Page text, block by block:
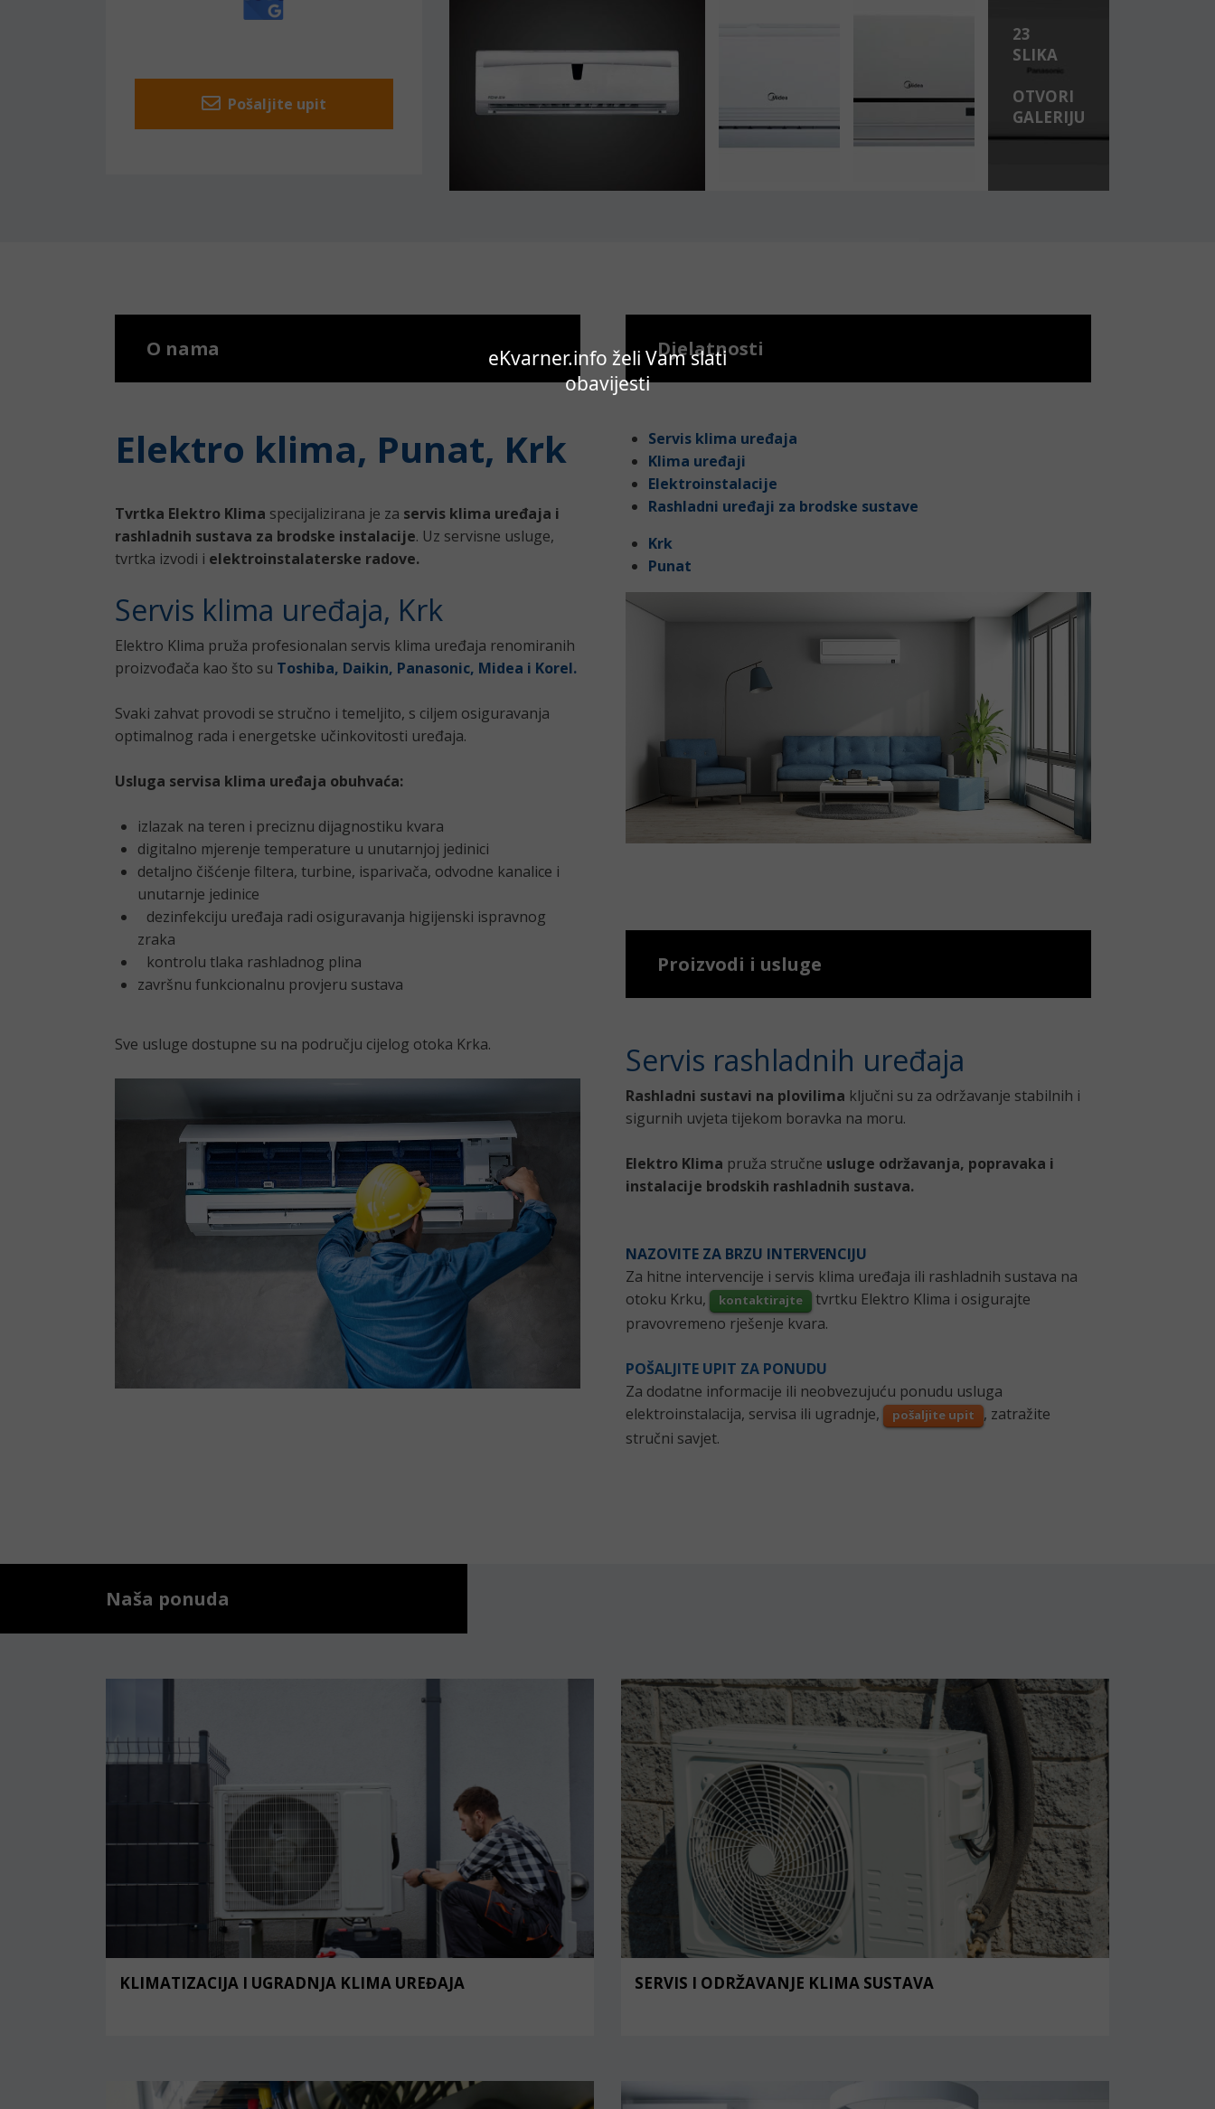
eKvarner.info želi Vam slati
obavijesti
Pošaljite upit
23
SLIKA
OTVORI
GALERIJU
O nama
Elektro klima, Punat, Krk
Tvrtka Elektro Klima specijalizirana je za servis klima uređaja i
rashladnih sustava za brodske instalacije. Uz servisne usluge,
tvrtka izvodi i elektroinstalaterske radove.
Servis klima uređaja, Krk
Elektro Klima pruža profesionalan servis klima uređaja renomiranih
proizvođača kao što su Toshiba, Daikin, Panasonic, Midea i Korel.
Svaki zahvat provodi se stručno i temeljito, s ciljem osiguravanja
optimalnog rada i energetske učinkovitosti uređaja.
Usluga servisa klima uređaja obuhvaća:
izlazak na teren i preciznu dijagnostiku kvara
digitalno mjerenje temperature u unutarnjoj jedinici
detaljno čišćenje filtera, turbine, isparivača, odvodne kanalice i
unutarnje jedinice
dezinfekciju uređaja radi osiguravanja higijenski ispravnog
zraka
kontrolu tlaka rashladnog plina
završnu funkcionalnu provjeru sustava
Sve usluge dostupne su na području cijelog otoka Krka.
Djelatnosti
Servis klima uređaja
Klima uređaji
Elektroinstalacije
Rashladni uređaji za brodske sustave
Krk
Punat
Proizvodi i usluge
Servis rashladnih uređaja
Rashladni sustavi na plovilima ključni su za održavanje stabilnih i
sigurnih uvjeta tijekom boravka na moru.
Elektro Klima pruža stručne usluge održavanja, popravaka i
instalacije brodskih rashladnih sustava.
NAZOVITE ZA BRZU INTERVENCIJU
Za hitne intervencije i servis klima uređaja ili rashladnih sustava na
otoku Krku,
kontaktirajte
tvrtku Elektro Klima i osigurajte
pravovremeno rješenje kvara.
POŠALJITE UPIT ZA PONUDU
Za dodatne informacije ili neobvezujuću ponudu usluga
elektroinstalacija, servisa ili ugradnje,
pošaljite upit , zatražite
stručni savjet.
Naša ponuda
KLIMATIZACIJA I UGRADNJA KLIMA UREĐAJA SERVIS I ODRŽAVANJE KLIMA SUSTAVA